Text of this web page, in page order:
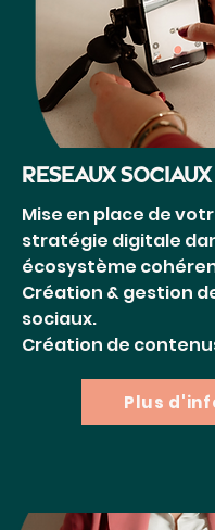
REseaux sociaux
Mise en place de
stratégie digitale
écosystème
Création & gestion
sociaux.
Création de
Plus